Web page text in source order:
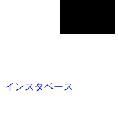
インスタベース